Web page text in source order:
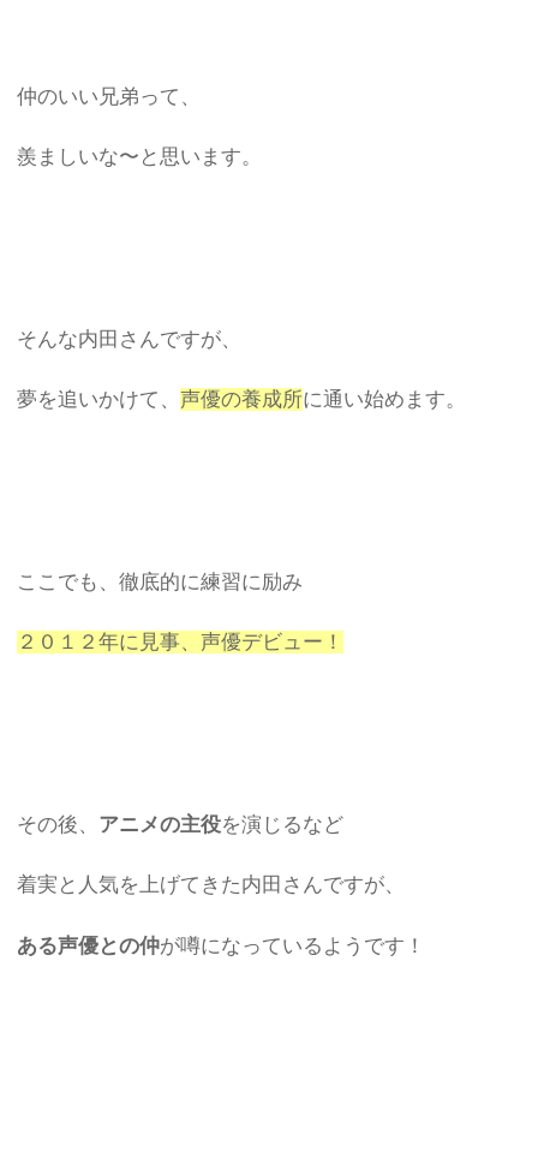
仲のいい兄弟って、
羨ましいな〜と思います。
そんな内田さんですが、
夢を追いかけて、声優の養成所に通い始めます。
ここでも、徹底的に練習に励み
２０１２年に見事、声優デビュー！
その後、 アニメの主役を演じるなど
着実と人気を上げてきた内田さんですが、
ある声優との仲が噂になっているようです！